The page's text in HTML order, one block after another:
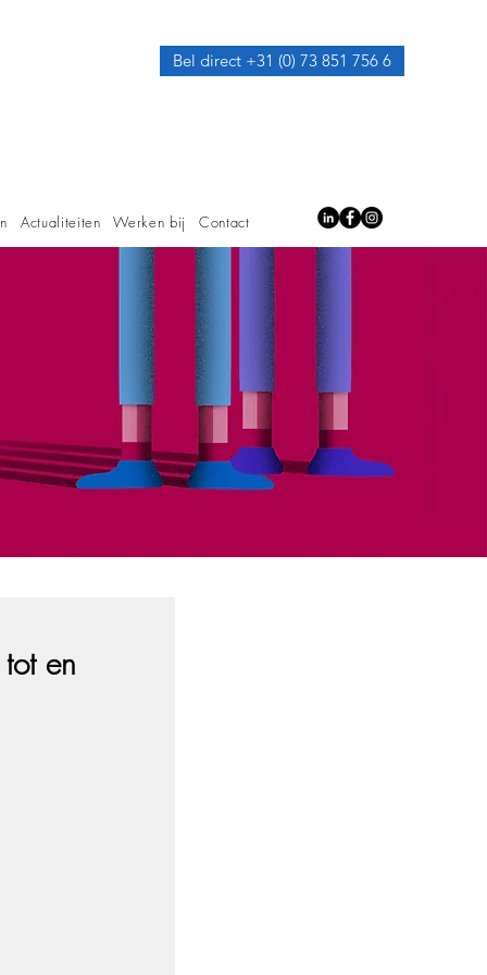
Bel direct +31 (0) 73 851 756 6
Actualiteiten Werken bij Contact
en